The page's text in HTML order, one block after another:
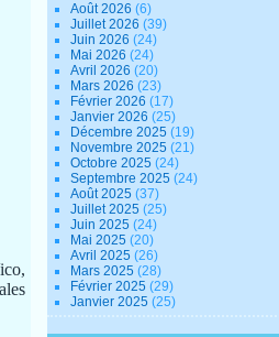
Août 2026 (6)
Juillet 2026 (39)
Juin 2026 (24)
Mai 2026 (24)
Avril 2026 (20)
Mars 2026 (23)
Février 2026 (17)
Janvier 2026 (25)
Décembre 2025 (19)
Novembre 2025 (21)
Octobre 2025 (24)
Septembre 2025 (24)
Août 2025 (37)
Juillet 2025 (25)
Juin 2025 (24)
Mai 2025 (20)
Avril 2025 (26)
Mars 2025 (28)
Février 2025 (29)
Janvier 2025 (25)